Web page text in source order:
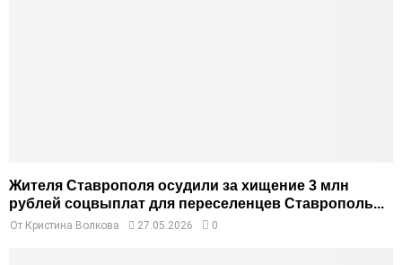
Жителя Ставрополя осудили за хищение 3 млн
рублей соцвыплат для переселенцев Ставрополь...
От Кристина Волкова 27.05.2026 0